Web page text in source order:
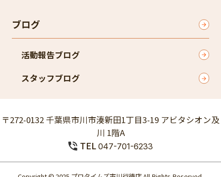
ブログ
活動報告ブログ
スタッフブログ
〒272-0132 千葉県市川市湊新田1丁目3-19 アビタシオン及
川 1階A
TEL 047-701-6233